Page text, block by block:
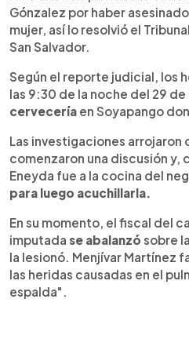
Gónzalez por haber asesinado
mujer, así lo resolvió el
San Salvador.
Según el reporte judicial, los
las 9:30 de la noche del 29
cervecería en Soyapango
Las investigaciones arrojaron
comenzaron una discusión y,
Eneyda fue a la cocina del
para luego acuchillarla.
En su momento, el fiscal del
imputada se abalanzó sobre
la lesionó. Menjívar Martínez
las heridas causadas en el
espalda".